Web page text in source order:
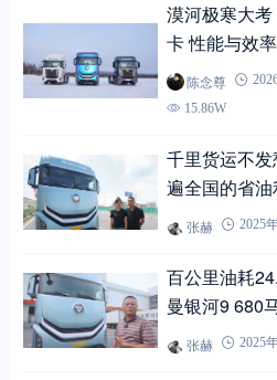
漠河极寒大
卡 性能与效
陈念尊
15.86W
千里货运不
遍全国的省
张赫 2025
百公里油耗
曼银河9 680
张赫 2025